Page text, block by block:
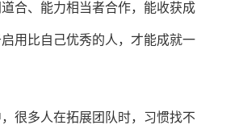
合、能力相当者合作，能收获成
用比自己优秀的人，才能成就一
很多人在拓展团队时，习惯找不